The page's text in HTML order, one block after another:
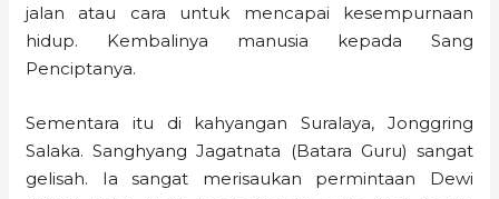
jalan atau cara untuk mencapai kesempurnaan
hidup. Kembalinya manusia kepada Sang
Penciptanya.
Sementara itu di kahyangan Suralaya, Jonggring
Salaka. Sanghyang Jagatnata (Batara Guru) sangat
gelisah. Ia sangat merisaukan permintaan Dewi